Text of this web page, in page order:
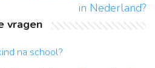
in Nederland?
vragen
na school?